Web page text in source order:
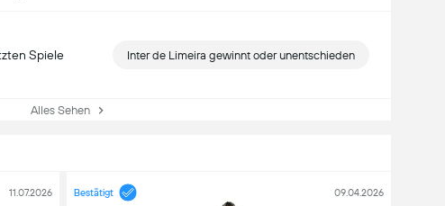
Spiele Inter de Limeira gewinnt oder unentschieden
Alles Sehen
11.07.2026 Bestätigt 09.04.2026